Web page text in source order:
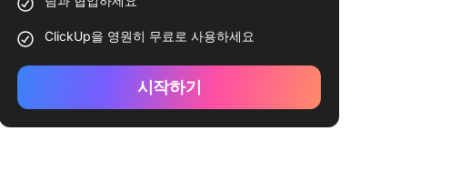
ClickUp을 영원히 무료로 사용하세요
시작하기